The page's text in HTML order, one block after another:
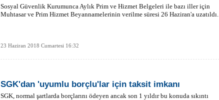
Sosyal Güvenlik Kurumunca Aylık Prim ve Hizmet Belgeleri ile bazı iller için
Muhtasar ve Prim Hizmet Beyannamelerinin verilme süresi 26 Haziran'a uzatıldı.
23 Haziran 2018 Cumartesi 16:32
SGK'dan 'uyumlu borçlu'lar için taksit imkanı
SGK, normal şartlarda borçlarını ödeyen ancak son 1 yıldır bu konuda sıkıntı